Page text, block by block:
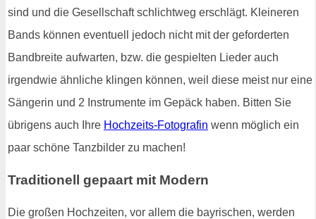
sind und die Gesellschaft schlichtweg erschlägt. Kleineren
Bands können eventuell jedoch nicht mit der geforderten
Bandbreite aufwarten, bzw. die gespielten Lieder auch
irgendwie ähnliche klingen können, weil diese meist nur eine
Sängerin und 2 Instrumente im Gepäck haben. Bitten Sie
übrigens auch Ihre Hochzeits-Fotografin wenn möglich ein
paar schöne Tanzbilder zu machen!
Traditionell gepaart mit Modern
Die großen Hochzeiten, vor allem die bayrischen, werden